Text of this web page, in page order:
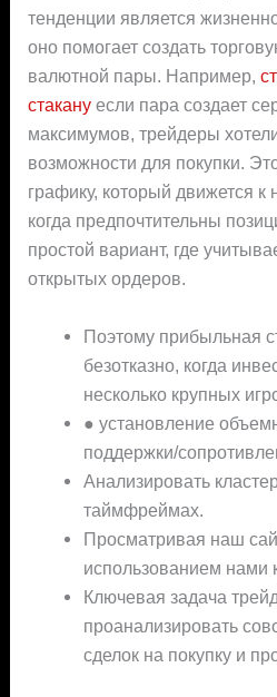
тенденции является
оно помогает создать
валютной пары. Например,
стакану если пара создает
максимумов, трейдеры
возможности для покупки.
графику, который движется
когда предпочтительны
простой вариант, где
открытых ордеров.
Поэтому прибыльная
безотказно, когда
несколько крупных
● установление
поддержки/
Анализировать
таймфреймах.
Просматривая наш
использованием нами
Ключевая задача
проанализировать
сделок на покупку и